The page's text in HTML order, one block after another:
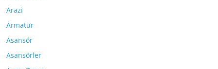
Arazi
Armatür
Asansör
Asansörler